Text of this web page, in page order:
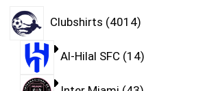
Clubshirts 4014
Al-Hilal SFC 14